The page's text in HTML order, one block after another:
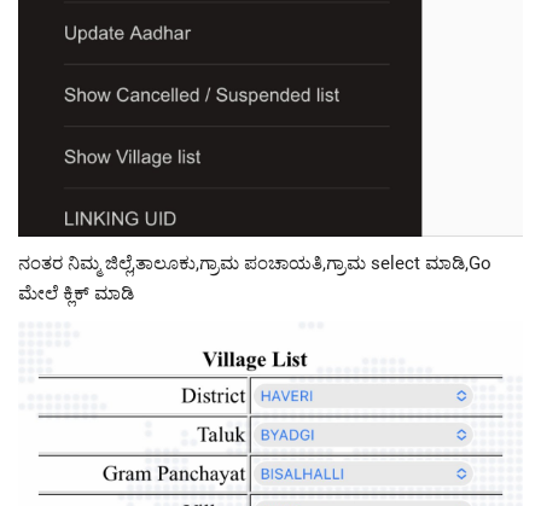
ನಂತರ ನಿಮ್ಮ ಜಿಲ್ಲೆ,ತಾಲೂಕು,ಗ್ರಾಮ ಪಂಚಾಯತಿ,ಗ್ರಾಮ select ಮಾಡಿ,Go
ಮೇಲೆ ಕ್ಲಿಕ್ ಮಾಡಿ